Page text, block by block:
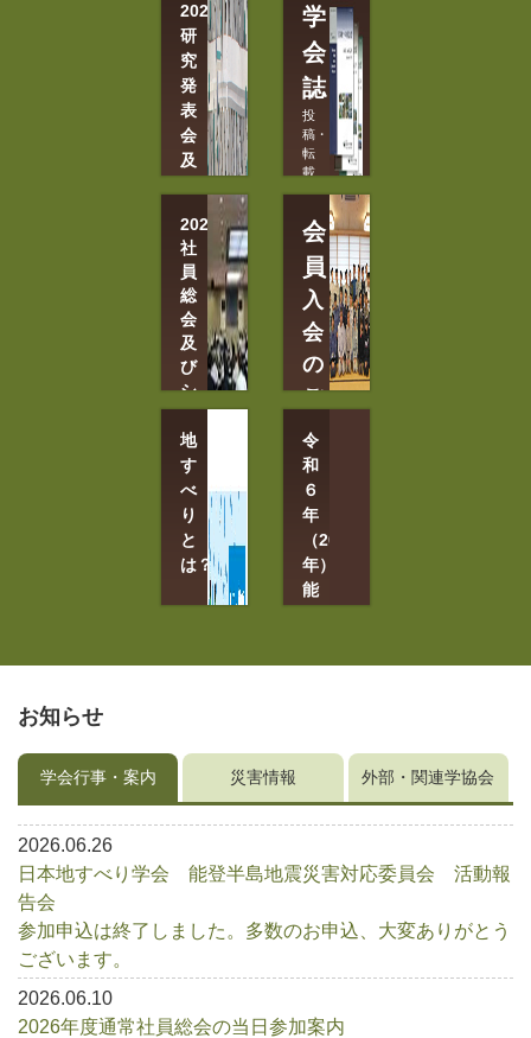
2026
研
究
発
表
会
及
地
見
学
会
9
月
～
18
日
群
馬
県
崎
2026
社
員
総
会
及
び
シ
ン
ポ
ジ
ウ
ム
6
月
日
地
す
べ
り
と
は？
学
会
誌
投
稿・
転
載
願
閲
覧
（J-
Stage）
特
集
号
内
会
員
入
会
の
ご
案
内
会
員
情
報
の
確
認
メ
ン
グ
ス
ト
令
和
６
年
（2024
年）
能
島
員
会・
査
お知らせ
学会行事・案内 災害情報 外部・関連学協会
2026.06.26
日本地すべり学会 能登半島地震災害対応委員会 活動報
告会
参加申込は終了しました。多数のお申込、大変ありがとう
ございます。
2026.06.10
2026年度通常社員総会の当日参加案内